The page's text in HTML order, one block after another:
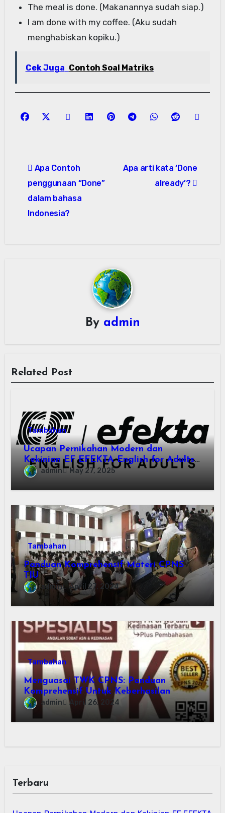
The meal is done. (Makanannya sudah siap.)
I am done with my coffee. (Aku sudah
menghabiskan kopiku.)
Cek Juga Contoh Soal Matriks
navigation
Apa Contoh
penggunaan “Done”
dalam bahasa
Indonesia?
Apa arti kata ‘Done
already’?
By admin
Related Post
Tambahan
Ucapan Pernikahan Modern dan
Kekinian EF EFEKTA English for Adults:
Inspirasi Kata-kata yang Bikin Momen
Spesial Semakin Berarti
admin May 27, 2025
Tambahan
Panduan Komprehensif Materi CPNS
TIU
admin April 27, 2024
Tambahan
Menguasai TWK CPNS: Panduan
Komprehensif Untuk Keberhasilan
admin April 26, 2024
Terbaru